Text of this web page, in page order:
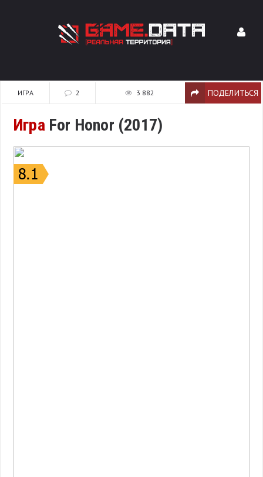
ИГРА 2 3 882 ПОДЕЛИТЬСЯ
ИграFor Honor (2017)